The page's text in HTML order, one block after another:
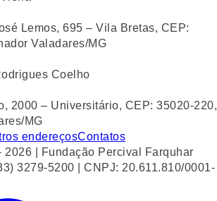
Lemos, 695 – Vila Bretas, CEP:
Valadares/MG
Coelho
2000 – Universitário, CEP: 35020-220,
MG
endereçosContatos
| Fundação Percival Farquhar
3279-5200 | CNPJ: 20.611.810/0001-